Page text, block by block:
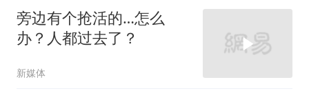
旁边有个抢活的…怎么
办？人都过去了？
新媒体